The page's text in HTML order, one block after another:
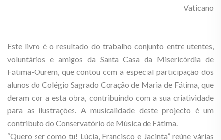
Vaticano
Este livro é o resultado do trabalho conjunto entre utentes,
voluntários e amigos da Santa Casa da Misericórdia de
Fátima-Ourém, que contou com a especial participação dos
alunos do Colégio Sagrado Coração de Maria de Fátima, que
deram cor a esta obra, contribuindo com a sua criatividade
para as ilustrações. A musicalidade deste projecto é um
contributo do Conservatório de Música de Fátima.
“Quero ser como tu! Lúcia, Francisco e Jacinta” reúne várias